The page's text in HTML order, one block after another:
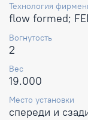
Технология
flow formed;
Вогнутость
2
Вес
19.000
Место установки
спереди и